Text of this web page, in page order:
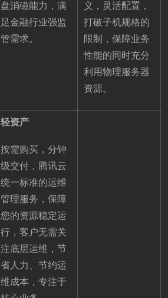
盘消磁能力，满
足金融行业强监
管需求。
义，灵活配置，
打破子机规格的
限制，保障业务
性能的同时充分
利用物理服务器
资源。
轻资产
按需购买，分钟
级交付，腾讯云
统一标准的运维
管理服务，保障
您的资源稳定运
行，客户无需关
注底层运维，节
省人力、节约运
维成本，专注于